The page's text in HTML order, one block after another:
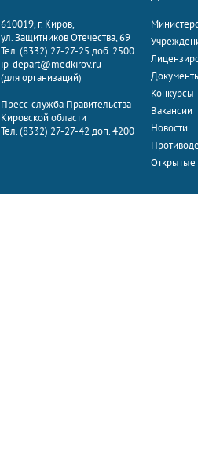
610019, г. Киров,
ул. Защитников Отечества, 69
Тел. (8332) 27-27-25 доб. 2500
ip-depart@medkirov.ru
(для организаций)
Пресс-служба Правительства
Кировской области
Тел. (8332) 27-27-42 доп. 4200
Конкурсы
Вакансии
Новости